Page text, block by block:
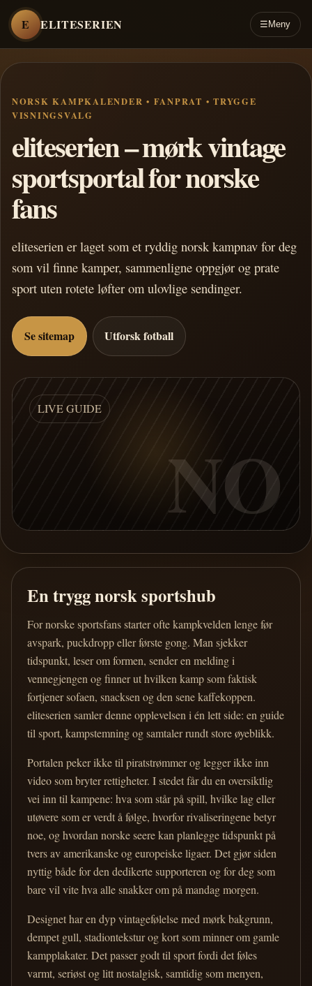
E ELITESERIEN ☰ Meny
NORSK KAMPKALENDER • FANPRAT • TRYGGE
VISNINGSVALG
eliteserien – mørk vintage
sportsportal for norske
fans
eliteserien er laget som et ryddig norsk kampnav for deg
som vil finne kamper, sammenligne oppgjør og prate
sport uten rotete løfter om ulovlige sendinger.
Se sitemap Utforsk fotball
LIVE GUIDE
NO
En trygg norsk sportshub
For norske sportsfans starter ofte kampkvelden lenge før
avspark, puckdropp eller første gong. Man sjekker
tidspunkt, leser om formen, sender en melding i
vennegjengen og finner ut hvilken kamp som faktisk
fortjener sofaen, snacksen og den sene kaffekoppen.
eliteserien samler denne opplevelsen i én lett side: en guide
til sport, kampstemning og samtaler rundt store øyeblikk.
Portalen peker ikke til piratstrømmer og legger ikke inn
video som bryter rettigheter. I stedet får du en oversiktlig
vei inn til kampene: hva som står på spill, hvilke lag eller
utøvere som er verdt å følge, hvorfor rivaliseringene betyr
noe, og hvordan norske seere kan planlegge tidspunkt på
tvers av amerikanske og europeiske ligaer. Det gjør siden
nyttig både for den dedikerte supporteren og for deg som
bare vil vite hva alle snakker om på mandag morgen.
Designet har en dyp vintagefølelse med mørk bakgrunn,
dempet gull, stadiontekstur og kort som minner om gamle
kampplakater. Det passer godt til sport fordi det føles
varmt, seriøst og litt nostalgisk, samtidig som menyen,